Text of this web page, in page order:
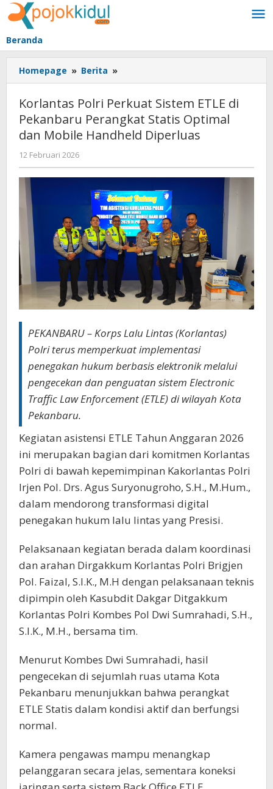
Lewati
ke
konten
Beranda
Homepage » Berita »
Polri
Sistem
ETLE
di
Pekanbaru
Statis
dan
Mobile
Handheld
Diperluas
Korlantas Polri Perkuat Sistem ETLE di
Pekanbaru Perangkat Statis Optimal
dan Mobile Handheld Diperluas
12 Februari 2026
BangAdmin
PEKANBARU – Korps Lalu Lintas (Korlantas)
Polri terus memperkuat implementasi
penegakan hukum berbasis elektronik melalui
pengecekan dan penguatan sistem Electronic
Traffic Law Enforcement (ETLE) di wilayah Kota
Pekanbaru.
Kegiatan asistensi ETLE Tahun Anggaran 2026
ini merupakan bagian dari komitmen Korlantas
Polri di bawah kepemimpinan Kakorlantas Polri
Irjen Pol. Drs. Agus Suryonugroho, S.H., M.Hum.,
dalam mendorong transformasi digital
penegakan hukum lalu lintas yang Presisi.
Pelaksanaan kegiatan berada dalam koordinasi
dan arahan Dirgakkum Korlantas Polri Brigjen
Pol. Faizal, S.I.K., M.H dengan pelaksanaan teknis
dipimpin oleh Kasubdit Dakgar Ditgakkum
Korlantas Polri Kombes Pol Dwi Sumrahadi, S.H.,
S.I.K., M.H., bersama tim.
Menurut Kombes Dwi Sumrahadi, hasil
pengecekan di sejumlah ruas utama Kota
Pekanbaru menunjukkan bahwa perangkat
ETLE Statis dalam kondisi aktif dan berfungsi
normal.
Kamera pengawas mampu menangkap
pelanggaran secara jelas, sementara koneksi